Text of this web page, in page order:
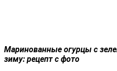
Маринованные огурцы с
зиму: рецепт с фото